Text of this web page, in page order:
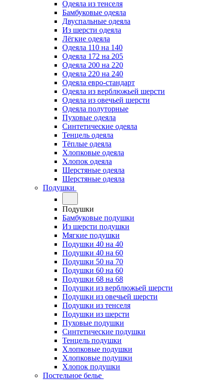
Одеяла из тенселя
Бамбуковые одеяла
Двуспальные одеяла
Из шерсти одеяла
Лёгкие одеяла
Одеяла 110 на 140
Одеяла 172 на 205
Одеяла 200 на 220
Одеяла 220 на 240
Одеяла евро-стандарт
Одеяла из верблюжьей шерсти
Одеяла из овечьей шерсти
Одеяла полуторные
Пуховые одеяла
Синтетические одеяла
Тенцель одеяла
Тёплые одеяла
Хлопковые одеяла
Хлопок одеяла
Шерстяные одеяла
Шерстяные одеяла
Подушки
Подушки
Бамбуковые подушки
Из шерсти подушки
Мягкие подушки
Подушки 40 на 40
Подушки 40 на 60
Подушки 50 на 70
Подушки 60 на 60
Подушки 68 на 68
Подушки из верблюжьей шерсти
Подушки из овечьей шерсти
Подушки из тенселя
Подушки из шерсти
Пуховые подушки
Синтетические подушки
Тенцель подушки
Хлопковые подушки
Хлопковые подушки
Хлопок подушки
Постельное белье